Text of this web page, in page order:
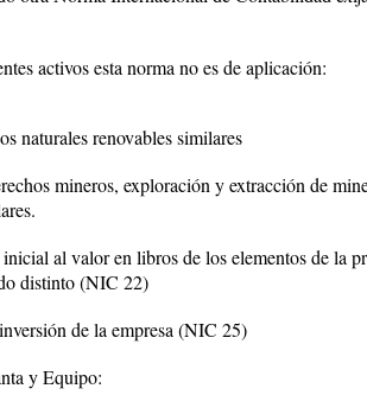
activos esta norma no es de aplicación:
naturales renovables similares
mineros, exploración y extracción de
al valor en libros de los elementos de la
distinto (NIC 22)
de la empresa (NIC 25)
y Equipo: